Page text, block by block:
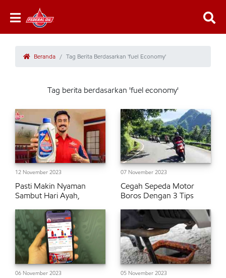
Beranda Tag Berita Berdasarkan 'fuel Economy'
Tag berita berdasarkan 'fuel economy'
12 November 2023
Pasti Makin Nyaman
Sambut Hari Ayah,
07 November 2023
Cegah Sepeda Motor
Boros Dengan 3 Tips
06 November 2023 05 November 2023